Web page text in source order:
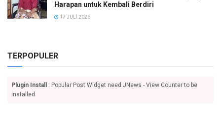
Harapan untuk Kembali Berdiri
17 JULI 2026
TERPOPULER
Plugin Install
: Popular Post Widget need JNews - View Counter to be
installed